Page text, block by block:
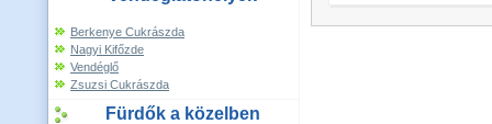
Berkenye Cukrászda
Nagyi Kifőzde
Vendéglő
Zsuzsi Cukrászda
Fürdők a közelben